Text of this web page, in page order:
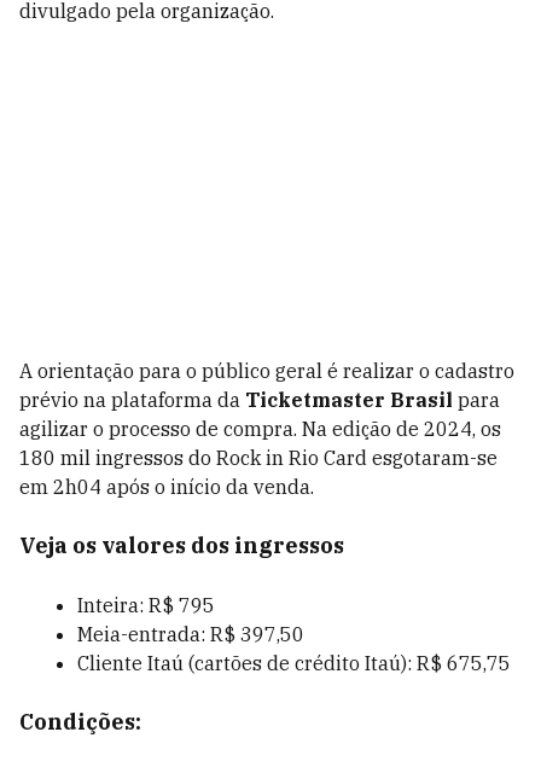
divulgado pela organização.
A orientação para o público geral é realizar o cadastro
prévio na plataforma da Ticketmaster Brasil para
agilizar o processo de compra. Na edição de 2024, os
180 mil ingressos do Rock in Rio Card esgotaram-se
em 2h04 após o início da venda.
Veja os valores dos ingressos
Inteira: R$ 795
Meia-entrada: R$ 397,50
Cliente Itaú (cartões de crédito Itaú): R$ 675,75
Condições: